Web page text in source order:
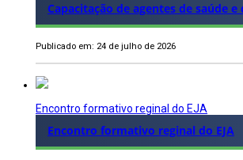
Capacitação de agentes de saúde e
Publicado em: 24 de julho de 2026
Encontro formativo reginal do EJA
Encontro formativo reginal do EJA